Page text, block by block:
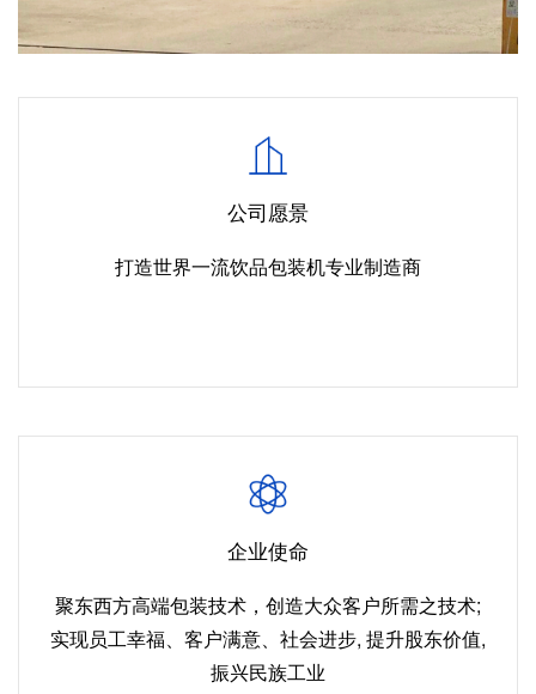
公司愿景
打造世界一流饮品包装机专业制造商
企业使命
聚东西方高端包装技术，创造大众客户所需之技术;
实现员工幸福、客户满意、社会进步, 提升股东价值,
振兴民族工业